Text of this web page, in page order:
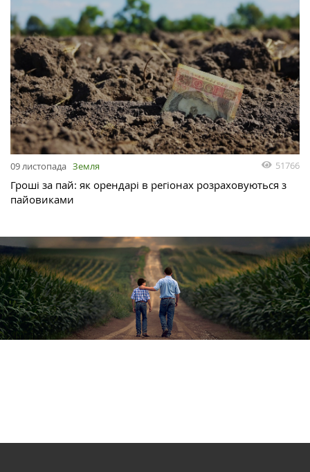
09 листопада Земля 51766
Гроші за пай: як орендарі в регіонах розраховуються з
пайовиками